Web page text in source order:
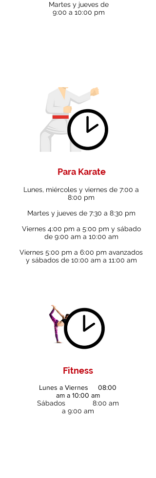
Martes y jueves de
9:00 a 10:00 pm
Para Karate
Lunes, miércoles y viernes de 7:00 a
8:00 pm
Martes y jueves de 7:30 a 8:30 pm
Viernes 4:00 pm a 5:00 pm y sábado
de 9:00 am a 10:00 am
Viernes 5:00 pm a 6:00 pm avanzados
y sábados de 10:00 am a 11:00 am
Fitness
Lunes a Viernes 08:00
am a 10:00 am
Sábados 8:00 am
a 9:00 am